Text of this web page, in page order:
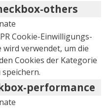
others
Cookie-Einwilligungs-
wird verwendet, um die
Cookies der Kategorie
speichern.
performance